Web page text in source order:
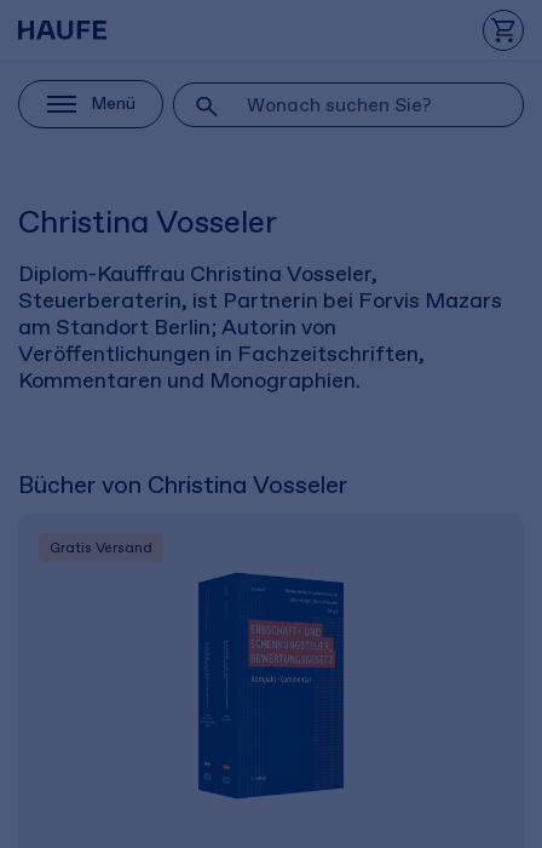
Menü
Christina Vosseler
Diplom-Kauffrau Christina Vosseler,
Steuerberaterin, ist Partnerin bei Forvis Mazars
am Standort Berlin; Autorin von
Veröffentlichungen in Fachzeitschriften,
Kommentaren und Monographien.
Bücher von Christina Vosseler
Gratis Versand